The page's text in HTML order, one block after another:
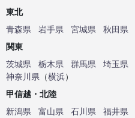
東北
青森県
岩手県 宮城県 秋田県
関東
茨城県
栃木県 群馬県 埼玉県
神奈川県 （横浜）
甲信越・北陸
新潟県
富山県 石川県 福井県